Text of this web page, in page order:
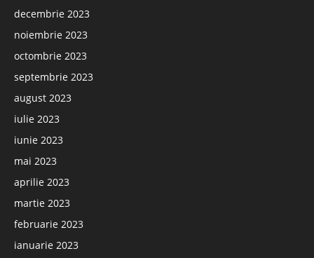
decembrie 2023
noiembrie 2023
octombrie 2023
septembrie 2023
august 2023
iulie 2023
iunie 2023
mai 2023
aprilie 2023
martie 2023
februarie 2023
ianuarie 2023